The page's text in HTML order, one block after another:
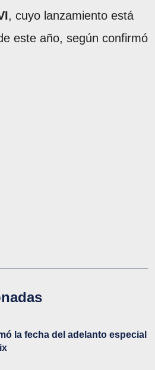
, cuyo lanzamiento está
este año, según confirmó
la fecha del adelanto especial